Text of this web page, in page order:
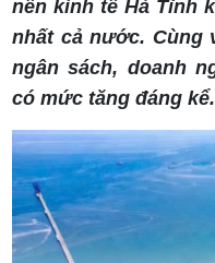
nền kinh tế Hà Tĩnh
nhất cả nước. Cùng
ngân sách, doanh
có mức tăng đáng kể.